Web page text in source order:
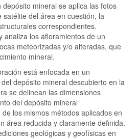
mineral se aplica las fotos
del área en cuestión, la
correspondientes.
analiza los afloramientos de un
meteorizadas y/o alteradas, que
mineral.
está enfocada en un
depósito mineral descubierto en la
se delinean las dimensiones
del depósito mineral
los mismos métodos aplicados en
área reducida y claramente definida.
geológicas y geofísicas en